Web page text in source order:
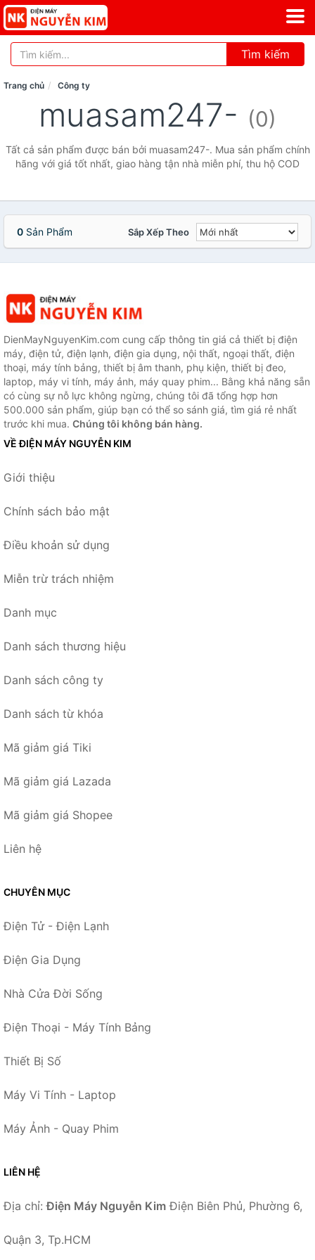
Tìm kiếm
Trang chủ Công ty
muasam247- (0)
Tất cả sản phẩm được bán bởi muasam247-. Mua sản phẩm chính
hãng với giá tốt nhất, giao hàng tận nhà miễn phí, thu hộ COD
0 Sản Phẩm Sắp Xếp Theo
DienMayNguyenKim.com cung cấp thông tin giá cả thiết bị điện
máy, điện tử, điện lạnh, điện gia dụng, nội thất, ngoại thất, điện
thoại, máy tính bảng, thiết bị âm thanh, phụ kiện, thiết bị đeo,
laptop, máy vi tính, máy ảnh, máy quay phim... Bằng khả năng sẵn
có cùng sự nỗ lực không ngừng, chúng tôi đã tổng hợp hơn
500.000 sản phẩm, giúp bạn có thể so sánh giá, tìm giá rẻ nhất
trước khi mua. Chúng tôi không bán hàng.
VỀ ĐIỆN MÁY NGUYỄN KIM
Giới thiệu
Chính sách bảo mật
Điều khoản sử dụng
Miễn trừ trách nhiệm
Danh mục
Danh sách thương hiệu
Danh sách công ty
Danh sách từ khóa
Mã giảm giá Tiki
Mã giảm giá Lazada
Mã giảm giá Shopee
Liên hệ
CHUYÊN MỤC
Điện Tử - Điện Lạnh
Điện Gia Dụng
Nhà Cửa Đời Sống
Điện Thoại - Máy Tính Bảng
Thiết Bị Số
Máy Vi Tính - Laptop
Máy Ảnh - Quay Phim
LIÊN HỆ
Địa chỉ:Điện Máy Nguyễn Kim Điện Biên Phủ, Phường 6,
Quận 3, Tp.HCM